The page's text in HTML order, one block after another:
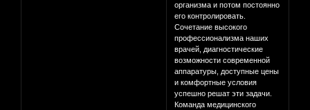
организма и потом постоянно
его контролировать.
Сочетание высокого
профессионализма наших
врачей, диагностические
возможности современной
аппаратуры, доступные цены
и комфортные условия
успешно решат эти задачи.
Команда медицинского